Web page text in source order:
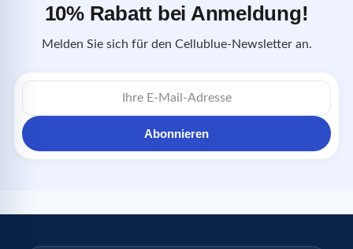
10% Rabatt bei Anmeldung!
Melden Sie sich für den Cellublue-Newsletter an.
E-
Mail-
Abonnieren